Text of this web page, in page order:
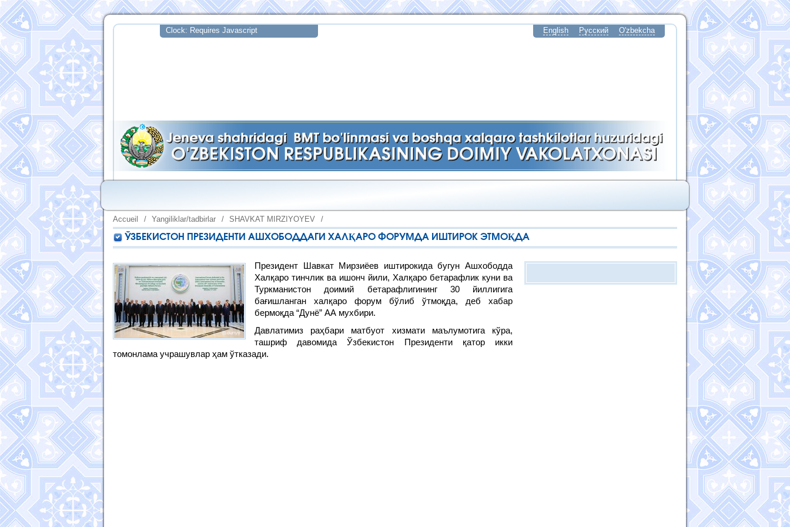
English Русский O'zbekcha
Accueil / Yangiliklar/tadbirlar / SHAVKAT MIRZIYOYEV /
ЎЗБЕКИСТОН ПРЕЗИДЕНТИ АШХОБОДДАГИ ХАЛҚАРО ФОРУМДА ИШТИРОК ЭТМОҚДА
Президент Шавкат Мирзиёев иштирокида бугун Ашхободда
Халқаро тинчлик ва ишонч йили, Халқаро бетарафлик куни ва
Туркманистон доимий бетарафлигининг 30 йиллигига
бағишланган халқаро форум бўлиб ўтмоқда, деб хабар
бермоқда “Дунё” АА мухбири.
Давлатимиз раҳбари матбуот хизмати маълумотига кўра,
ташриф давомида Ўзбекистон Президенти қатор икки
томонлама учрашувлар ҳам ўтказади.